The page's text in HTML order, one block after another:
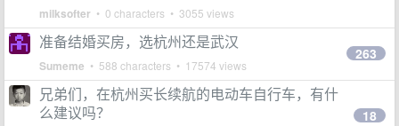
milksofter • 0 characters • 3055 views
准备结婚买房，选杭州还是武汉
Sumeme • 588 characters • 17574 views
263
兄弟们，在杭州买长续航的电动车自行车，有什
么建议吗？
18